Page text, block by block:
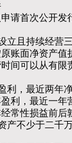
首次公开发行
且持续经营三
账面净资产值
间可以从有限
，最近两年净
利，最近一年
常性损益前后
不少于二千